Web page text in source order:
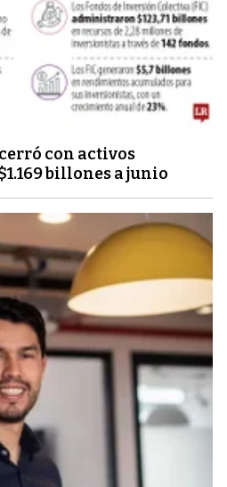
con activos
billones a junio